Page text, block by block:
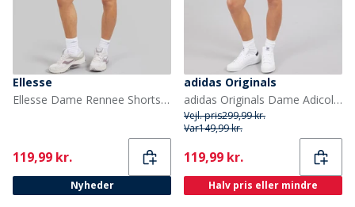
Ellesse
Ellesse Dame Rennee Shorts Grøn
Current
119,99 kr.
Nyheder
adidas Originals
adidas Originals Dame Adicolor Firebird Shorts Better Scarlet/Hvid
Vejl. pris299,99 kr.
Var149,99 kr.
Current
119,99 kr.
Halv pris eller mindre